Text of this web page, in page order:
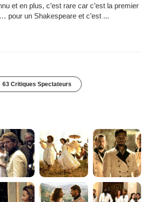
et en plus, c’est rare car c’est la premier
pour un Shakespeare et c’est ...
63 Critiques Spectateurs